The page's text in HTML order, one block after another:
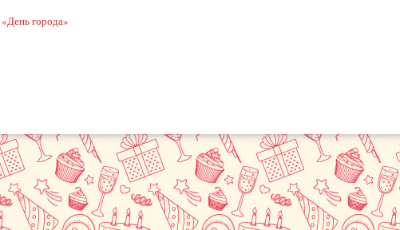
«День города»